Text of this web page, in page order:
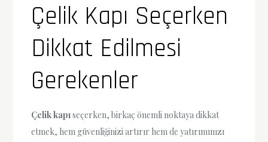
Çelik Kapı Seçerken
Dikkat Edilmesi
Gerekenler
Çelik kapıseçerken, birkaç önemli noktaya dikkat
etmek, hem güvenliğinizi artırır hem de yatırımınızı